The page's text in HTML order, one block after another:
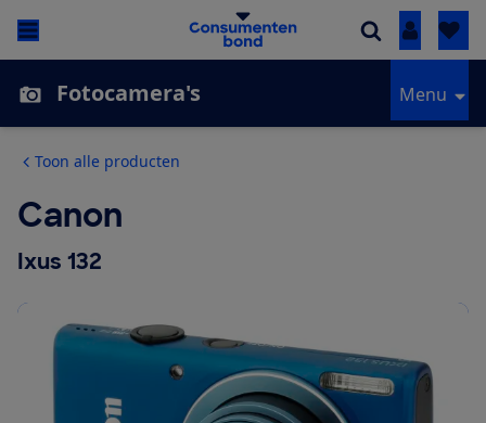
Inloggen
Fotocamera's Menu
Toon alle producten
Canon
Ixus 132